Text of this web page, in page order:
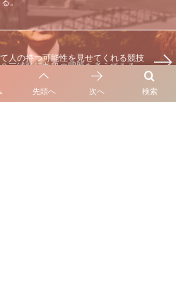
人の持つ可能性を見せてくれる競技
三浦弘行九段の問題を考えてみる。
検索
先頭へ 次へ